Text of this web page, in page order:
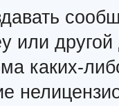
или
каких-